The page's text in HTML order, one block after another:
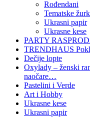
Rođendani
Tematske
Ukrasni papir
Ukrasne kese
PARTY
TRENDHAUS
Dečije lopte
Oxylady – ženski
naočare…
Pastelini i Verde
Art i Hobby
Ukrasne kese
Ukrasni papir